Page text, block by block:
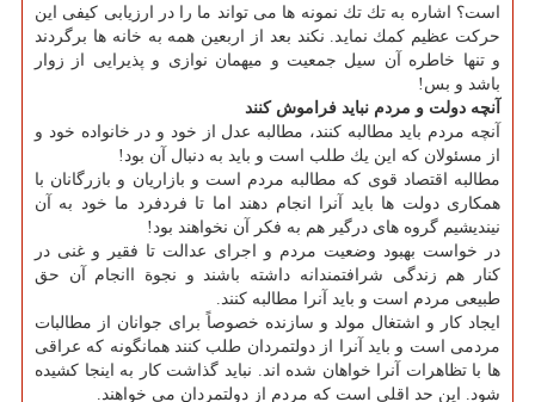
است؟ اشاره به تك تك نمونه ها می تواند ما را در ارزیابی كیفی این
حركت عظیم كمك نماید. نكند بعد از اربعین همه به خانه ها برگردند
و تنها خاطره آن سیل جمعیت و میهمان نوازی و پذیرایی از زوار
باشد و بس!
آنچه دولت و مردم نباید فراموش كنند
آنچه مردم باید مطالبه كنند، مطالبه عدل از خود و در خانواده خود و
از مسئولان كه این یك طلب است و باید به دنبال آن بود!
مطالبه اقتصاد قوی كه مطالبه مردم است و بازاریان و بازرگانان با
همكاری دولت ها باید آنرا انجام دهند اما تا فردفرد ما خود به آن
نیندیشیم گروه های درگیر هم به فكر آن نخواهند بود!
در خواست بهبود وضعیت مردم و اجرای عدالت تا فقیر و غنی در
كنار هم زندگی شرافتمندانه داشته باشند و نجوة اانجام آن حق
طبیعی مردم است و باید آنرا مطالبه كنند.
ایجاد كار و اشتغال مولد و سازنده خصوصاً برای جوانان از مطالبات
مردمی است و باید آنرا از دولتمردان طلب كنند همانگونه كه عراقی
ها با تظاهرات آنرا خواهان شده اند. نباید گذاشت كار به اینجا كشیده
شود. این حد اقلی است كه مردم از دولتمردان می خواهند.